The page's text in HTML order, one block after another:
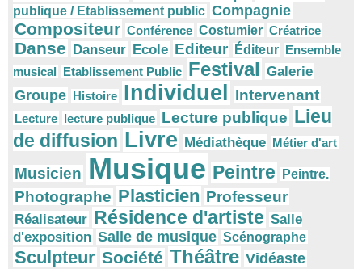
publique / Etablissement public Compagnie
Compositeur Conférence Costumier Créatrice
Danse Danseur Ecole Editeur Éditeur Ensemble
musical Etablissement Public Festival Galerie
Groupe Histoire Individuel Intervenant
Lecture lecture publique Lecture publique Lieu
de diffusion Livre Médiathèque Métier d'art
Musicien Musique Peintre Peintre.
Photographe Plasticien Professeur
Réalisateur Résidence d'artiste Salle
d'exposition Salle de musique Scénographe
Sculpteur Société Théâtre Vidéaste